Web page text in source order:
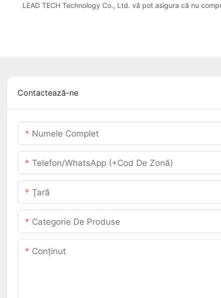
LEAD TECH Technology Co., Ltd. vă pot asigura că nu
Contactează-ne
Numele Complet
Telefon/WhatsApp (+Cod De Zonă)
Ţară
Categorie De Produse
Conţinut